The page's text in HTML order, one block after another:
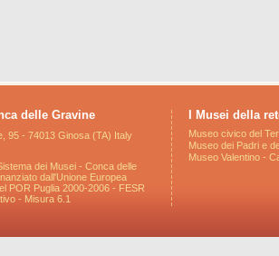
delle Gravine
95 - 74013 Ginosa (TA) Italy
dei Musei - Conca delle
dall'Unione Europea
POR Puglia 2000-2006 - FESR
- Misura 6.1
I Musei della
Museo civico del
Museo dei Padri e
Museo Valentino -